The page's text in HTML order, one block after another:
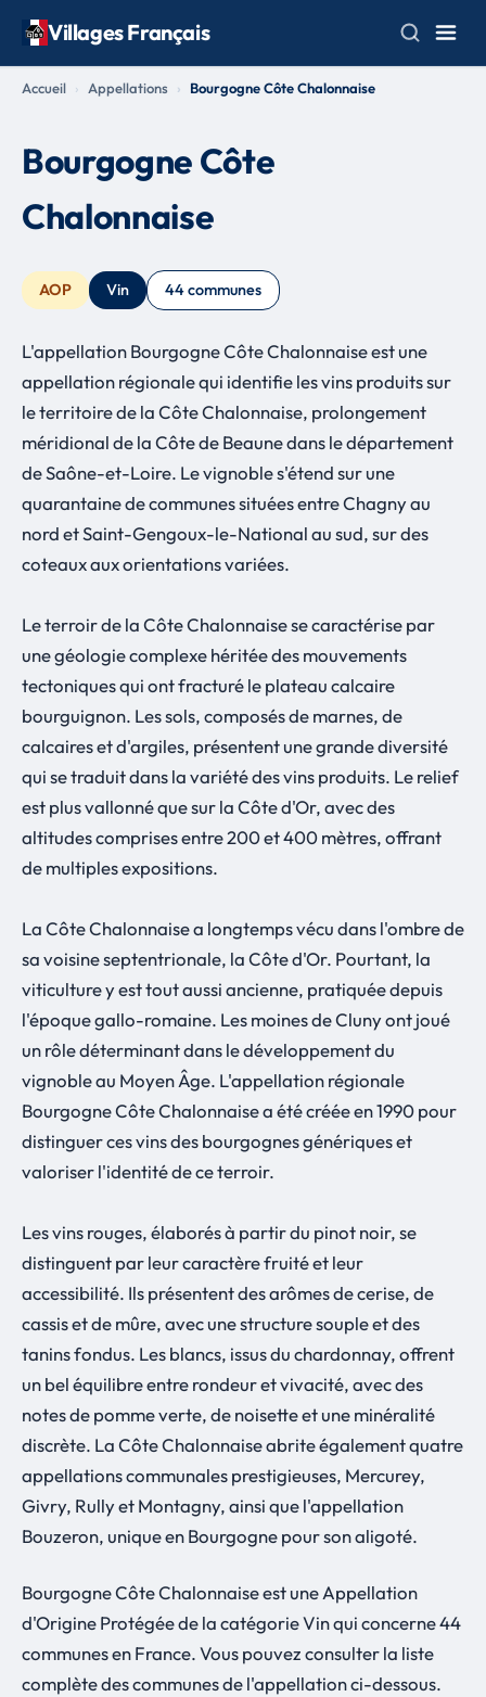
Villages Français
Accueil Appellations Bourgogne Côte Chalonnaise
Bourgogne Côte
Chalonnaise
AOP Vin 44 communes
L'appellation Bourgogne Côte Chalonnaise est une
appellation régionale qui identifie les vins produits sur
le territoire de la Côte Chalonnaise, prolongement
méridional de la Côte de Beaune dans le département
de Saône-et-Loire. Le vignoble s'étend sur une
quarantaine de communes situées entre Chagny au
nord et Saint-Gengoux-le-National au sud, sur des
coteaux aux orientations variées.
Le terroir de la Côte Chalonnaise se caractérise par
une géologie complexe héritée des mouvements
tectoniques qui ont fracturé le plateau calcaire
bourguignon. Les sols, composés de marnes, de
calcaires et d'argiles, présentent une grande diversité
qui se traduit dans la variété des vins produits. Le relief
est plus vallonné que sur la Côte d'Or, avec des
altitudes comprises entre 200 et 400 mètres, offrant
de multiples expositions.
La Côte Chalonnaise a longtemps vécu dans l'ombre de
sa voisine septentrionale, la Côte d'Or. Pourtant, la
viticulture y est tout aussi ancienne, pratiquée depuis
l'époque gallo-romaine. Les moines de Cluny ont joué
un rôle déterminant dans le développement du
vignoble au Moyen Âge. L'appellation régionale
Bourgogne Côte Chalonnaise a été créée en 1990 pour
distinguer ces vins des bourgognes génériques et
valoriser l'identité de ce terroir.
Les vins rouges, élaborés à partir du pinot noir, se
distinguent par leur caractère fruité et leur
accessibilité. Ils présentent des arômes de cerise, de
cassis et de mûre, avec une structure souple et des
tanins fondus. Les blancs, issus du chardonnay, offrent
un bel équilibre entre rondeur et vivacité, avec des
notes de pomme verte, de noisette et une minéralité
discrète. La Côte Chalonnaise abrite également quatre
appellations communales prestigieuses, Mercurey,
Givry, Rully et Montagny, ainsi que l'appellation
Bouzeron, unique en Bourgogne pour son aligoté.
Bourgogne Côte Chalonnaise est une Appellation
d'Origine Protégée de la catégorie Vin qui concerne 44
communes en France. Vous pouvez consulter la liste
complète des communes de l'appellation ci-dessous.